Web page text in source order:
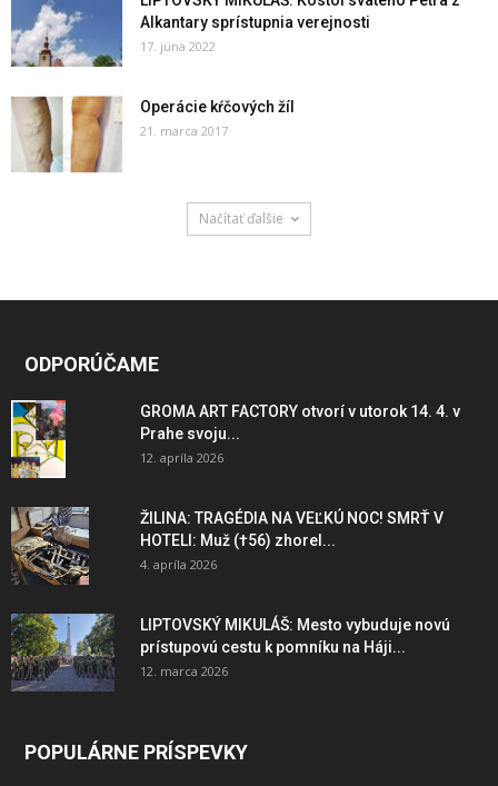
Alkantary sprístupnia verejnosti
17. júna 2022
Operácie kŕčových žíl
21. marca 2017
Načítať ďalšie
ODPORÚČAME
GROMA ART FACTORY otvorí v utorok 14. 4. v
Prahe svoju...
12. apríla 2026
ŽILINA: TRAGÉDIA NA VEĽKÚ NOC! SMRŤ V
HOTELI: Muž (†56) zhorel...
4. apríla 2026
LIPTOVSKÝ MIKULÁŠ: Mesto vybuduje novú
prístupovú cestu k pomníku na Háji...
12. marca 2026
POPULÁRNE PRÍSPEVKY